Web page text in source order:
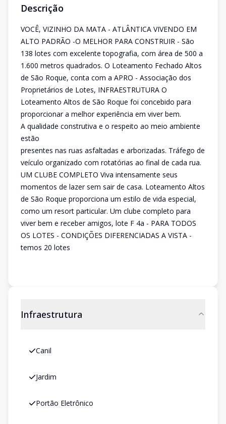
Descrição
VOCÊ, VIZINHO DA MATA - ATLÂNTICA VIVENDO EM
ALTO PADRÃO -O MELHOR PARA CONSTRUIR - São
138 lotes com excelente topografia, com área de 500 a
1.600 metros quadrados. O Loteamento Fechado Altos
de São Roque, conta com a APRO - Associação dos
Proprietários de Lotes, INFRAESTRUTURA O
Loteamento Altos de São Roque foi concebido para
proporcionar a melhor experiência em viver bem.
A qualidade construtiva e o respeito ao meio ambiente
estão
presentes nas ruas asfaltadas e arborizadas. Tráfego de
veículo organizado com rotatórias ao final de cada rua.
UM CLUBE COMPLETO Viva intensamente seus
momentos de lazer sem sair de casa. Loteamento Altos
de São Roque proporciona um estilo de vida especial,
como um resort particular. Um clube completo para
viver bem e receber amigos, lote F 4a - PARA TODOS
OS LOTES - CONDIÇÕES DIFERENCIADAS A VISTA -
temos 20 lotes
Infraestrutura
Canil
Jardim
Portão Eletrônico